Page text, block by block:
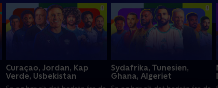
Curaçao, Jordan, Kap
Verde, Usbekistan
Sydafrika, Tunesien,
Ghana, Algeriet